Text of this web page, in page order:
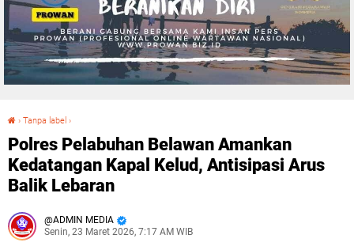
› Tanpa label ›
Polres Pelabuhan Belawan Amankan
Kedatangan Kapal Kelud, Antisipasi Arus
Balik Lebaran
ADMIN MEDIA
Senin, 23 Maret 2026, 7:17 AM WIB